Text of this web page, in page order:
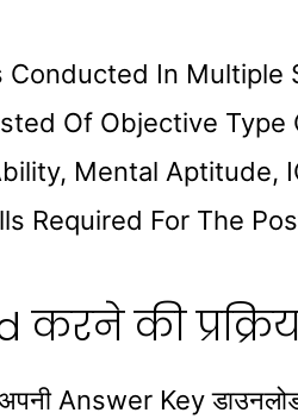
Conducted In
Of Objective
Mental Aptitude,
Required For The
की
अपनी Answer Key